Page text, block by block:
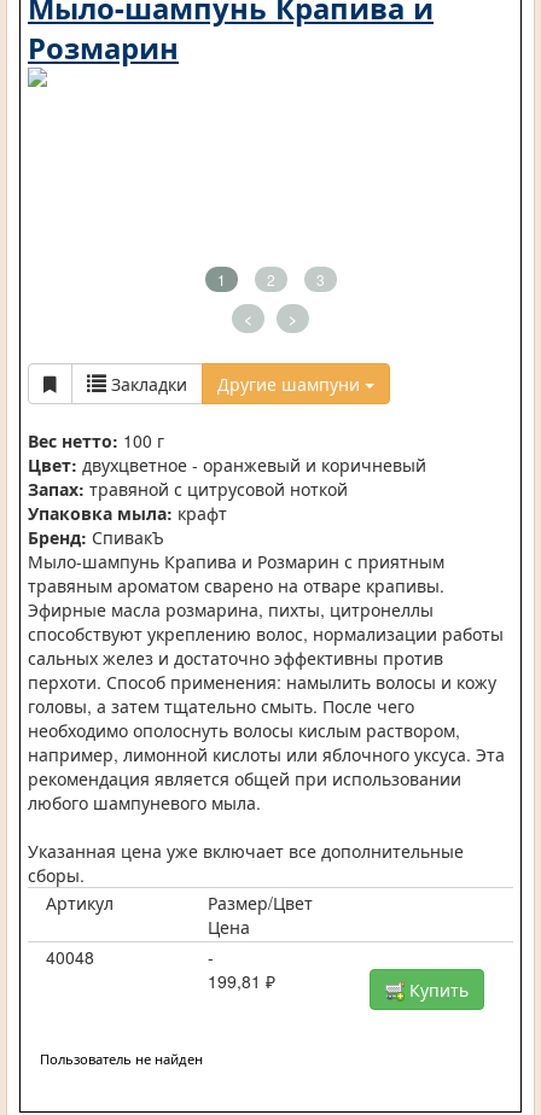
Розмарин
1 2 3
< >
Закладки Другие шампуни
Вес нетто: 100 г
Цвет: двухцветное - оранжевый и коричневый
Запах: травяной с цитрусовой ноткой
Упаковка мыла: крафт
Бренд: СпивакЪ
Мыло-шампунь Крапива и Розмарин с приятным
травяным ароматом сварено на отваре крапивы.
Эфирные масла розмарина, пихты, цитронеллы
способствуют укреплению волос, нормализации работы
сальных желез и достаточно эффективны против
перхоти. Способ применения: намылить волосы и кожу
головы, а затем тщательно смыть. После чего
необходимо ополоснуть волосы кислым раствором,
например, лимонной кислоты или яблочного уксуса. Эта
рекомендация является общей при использовании
любого шампуневого мыла.
Указанная цена уже включает все дополнительные
сборы.
Артикул
Размер/Цвет
Цена
40048
-
199,81 ₽
Купить
Пользователь не найден